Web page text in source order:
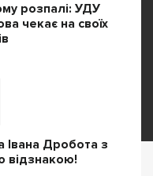
розпалі: УДУ
чекає на своїх
Дробота з
відзнакою!